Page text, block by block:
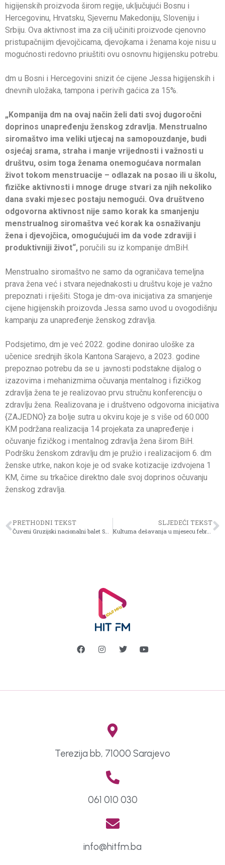
higijenskih proizvoda širom regije, uključujući Bosnu i
Hercegovinu, Hrvatsku, Sjevernu Makedoniju, Sloveniju i
Srbiju. Ova aktivnost ima za cilj učiniti proizvode cjenovno
pristupačnijim djevojčicama, djevojkama i ženama koje nisu u
mogućnosti redovno priuštiti ovu osnovnu higijensku potrebu.
dm u Bosni i Hercegovini snizit će cijene Jessa higijenskih i
dnevnih uložaka, tampona i perivih gaćica za 15%.
„Kompanija dm na ovaj način želi dati svoj dugoročni
doprinos unapređenju ženskog zdravlja. Menstrualno
siromaštvo ima veliki utjecaj na samopouzdanje, budi
osjećaj srama, straha i manje vrijednosti i važnosti u
društvu, osim toga ženama onemogućava normalan
život tokom menstruacije – odlazak na posao ili u školu,
fizičke aktivnosti i mnoge druge stvari za njih nekoliko
dana svaki mjesec postaju nemogući. Ova društveno
odgovorna aktivnost nije samo korak ka smanjenju
menstrualnog siromaštva već korak ka osnaživanju
žena i djevojčica, omogućujući im da vode zdraviji i
produktivniji život“, poručili su iz kompanije dmBiH.
Menstrualno siromaštvo ne samo da ograničava temeljna
prava žena već i stvara nejednakosti u društvu koje je važno
prepoznati i riješiti. Stoga je dm-ova inicijativa za smanjenje
cijene higijenskih proizovda Jessa samo uvod u ovogodišnju
kampanju za unapređenje ženskog zdravlja.
Podsjetimo, dm je već 2022. godine donirao uloške za
učenice srednjih škola Kantona Sarajevo, a 2023. godine
prepoznao potrebu da se u javnosti podstakne dijalog o
izazovima i mehanizmima očuvanja mentalnog i fizičkog
zdravlja žena te je realizovao prvu stručnu konferenciju o
zdravlju žena. Realizovana je i društveno odgovorna inicijativa
{ZAJEDNO} za bolje sutra u okviru koje je s više od 60.000
KM podržana realizacija 14 projekata za unapređenje i
očuvanje fizičkog i mentalnog zdravlja žena širom BiH.
Podršku ženskom zdravlju dm je pružio i realizacijom 6. dm
ženske utrke, nakon koje je od svake kotizacije izdvojena 1
KM, čime su trkačice direktno dale svoj doprinos očuvanju
ženskog zdravlja.
PRETHODNI TEKST SLJEDEĆI TEKST
Kulturna dešavanja u mjesecu februaru u Centru kulture i mladih Općine Centar Sarajevo
Terezija bb, 71000 Sarajevo
061 010 030
info@hitfm.ba